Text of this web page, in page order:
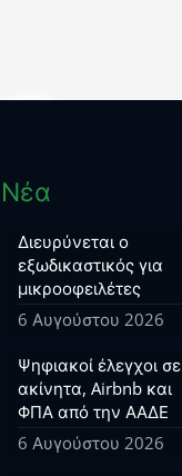
Νέα
Διευρύνεται ο
εξωδικαστικός για
μικροοφειλέτες
6 Αυγούστου 2026
Ψηφιακοί έλεγχοι σε
ακίνητα, Airbnb και
ΦΠΑ από την ΑΑΔΕ
6 Αυγούστου 2026